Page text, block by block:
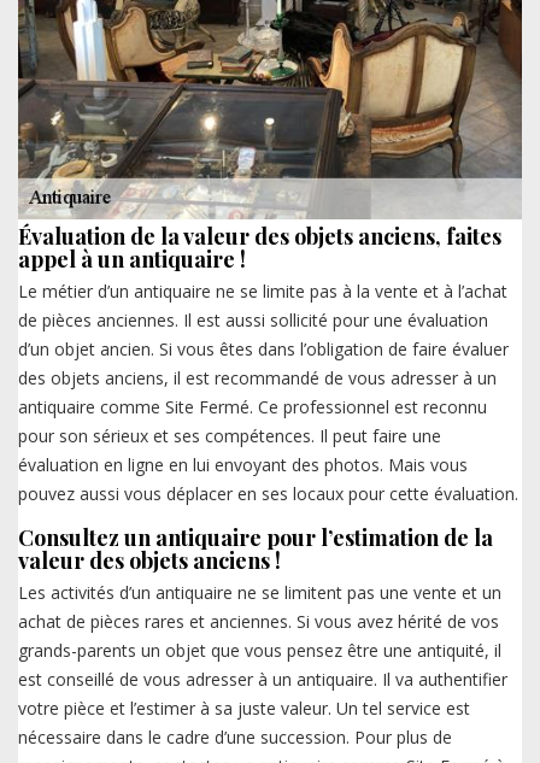
Évaluation de la valeur des objets anciens, faites
appel à un antiquaire !
Le métier d’un antiquaire ne se limite pas à la vente et à l’achat
de pièces anciennes. Il est aussi sollicité pour une évaluation
d’un objet ancien. Si vous êtes dans l’obligation de faire évaluer
des objets anciens, il est recommandé de vous adresser à un
antiquaire comme Site Fermé. Ce professionnel est reconnu
pour son sérieux et ses compétences. Il peut faire une
évaluation en ligne en lui envoyant des photos. Mais vous
pouvez aussi vous déplacer en ses locaux pour cette évaluation.
Consultez un antiquaire pour l’estimation de la
valeur des objets anciens !
Les activités d’un antiquaire ne se limitent pas une vente et un
achat de pièces rares et anciennes. Si vous avez hérité de vos
grands-parents un objet que vous pensez être une antiquité, il
est conseillé de vous adresser à un antiquaire. Il va authentifier
votre pièce et l’estimer à sa juste valeur. Un tel service est
nécessaire dans le cadre d’une succession. Pour plus de